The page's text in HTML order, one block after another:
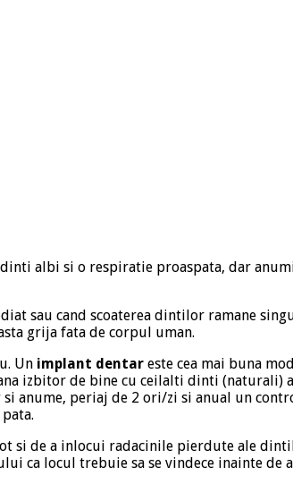
albi si o respiratie proaspata, dar
sau cand scoaterea dintilor ramane
grija fata de corpul uman.
Un implant dentareste cea mai buna
izbitor de bine cu ceilalti dinti (naturali)
si anume, periaj de 2 ori/zi si anual un
si de a inlocui radacinile pierdute ale
ca locul trebuie sa se vindece inainte de